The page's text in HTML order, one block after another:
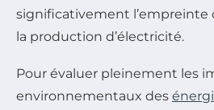
significativement l’empreinte
la production d’électricité.
Pour évaluer pleinement les
environnementaux des